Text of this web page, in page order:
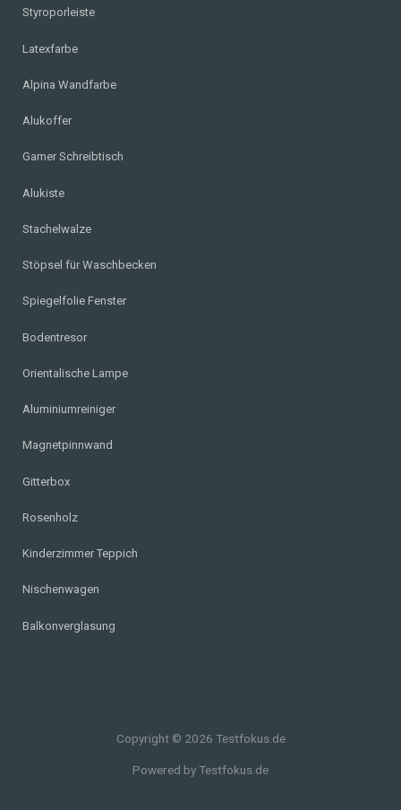
Styroporleiste
Latexfarbe
Alpina Wandfarbe
Alukoffer
Gamer Schreibtisch
Alukiste
Stachelwalze
Stöpsel für Waschbecken
Spiegelfolie Fenster
Bodentresor
Orientalische Lampe
Aluminiumreiniger
Magnetpinnwand
Gitterbox
Rosenholz
Kinderzimmer Teppich
Nischenwagen
Balkonverglasung
Copyright © 2026 Testfokus.de
Powered by Testfokus.de